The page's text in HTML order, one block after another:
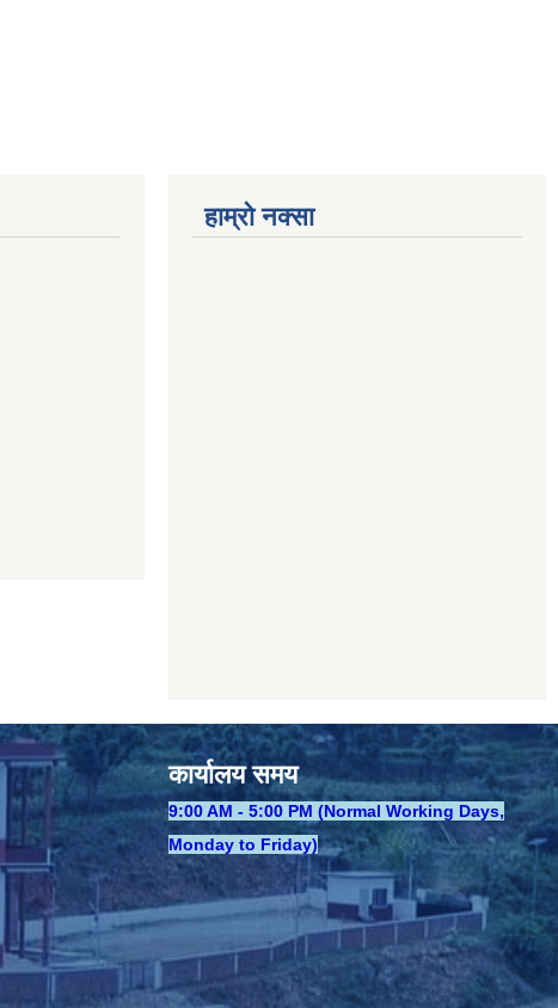
हाम्रो नक्सा
कार्यालय समय
​9:00 AM - 5:00 PM (Normal Working Days,
Monday to Friday)